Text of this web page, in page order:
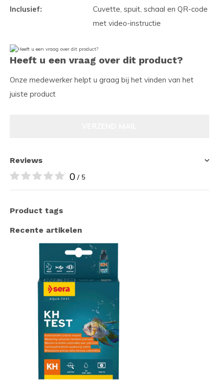
Inclusief:
Cuvette, spuit, schaal en QR-code
met video-instructie
Heeft u een vraag over dit product?
Onze medewerker helpt u graag bij het vinden van het
juiste product
Reviews
0 / 5
Product tags
Recente artikelen